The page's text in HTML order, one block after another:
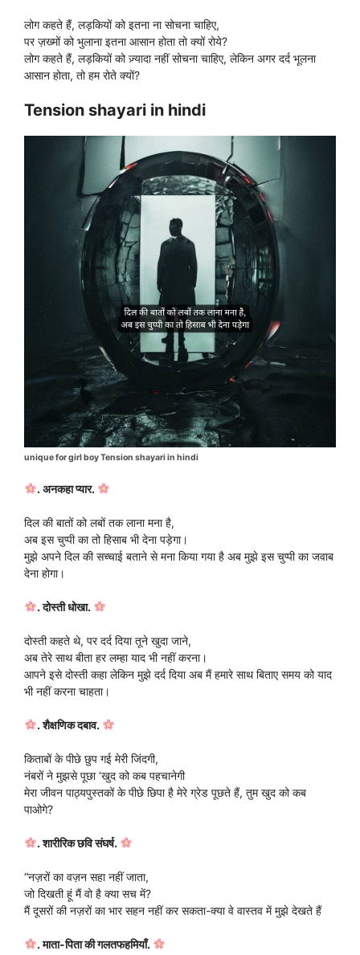
लोग कहते हैं, लड़कियों को इतना ना सोचना चाहिए,
पर ज़ख्मों को भुलाना इतना आसान होता तो क्यों रोये?
लोग कहते हैं, लड़कियों को ज़्यादा नहीं सोचना चाहिए, लेकिन अगर दर्द भूलना
आसान होता, तो हम रोते क्यों?
Tension shayari in hindi
unique for girl boy Tension shayari in hindi
. अनकहा प्यार.
दिल की बातों को लबों तक लाना मना है,
अब इस चुप्पी का तो हिसाब भी देना पड़ेगा।
मुझे अपने दिल की सच्चाई बताने से मना किया गया है अब मुझे इस चुप्पी का जवाब
देना होगा।
. दोस्ती धोखा.
दोस्ती कहते थे, पर दर्द दिया तूने खुदा जाने,
अब तेरे साथ बीता हर लम्हा याद भी नहीं करना।
आपने इसे दोस्ती कहा लेकिन मुझे दर्द दिया अब मैं हमारे साथ बिताए समय को याद
भी नहीं करना चाहता।
. शैक्षणिक दबाव.
किताबों के पीछे छुप गई मेरी जिंदगी,
नंबरों ने मुझसे पूछा ‘खुद को कब पहचानेगी
मेरा जीवन पाठ्यपुस्तकों के पीछे छिपा है मेरे ग्रेड पूछते हैं, तुम खुद को कब
पाओगे?
. शारीरिक छवि संघर्ष.
“नज़रों का वज़न सहा नहीं जाता,
जो दिखती हूं मैं वो है क्या सच में?
मैं दूसरों की नज़रों का भार सहन नहीं कर सकता-क्या वे वास्तव में मुझे देखते हैं
. माता-पिता की गलतफहमियाँ.